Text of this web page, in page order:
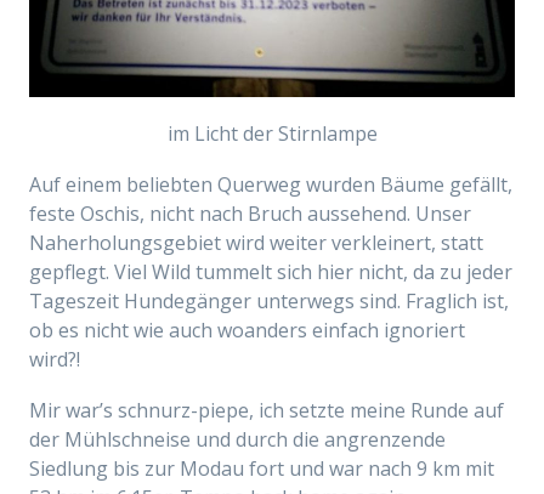
im Licht der Stirnlampe
Auf einem beliebten Querweg wurden Bäume gefällt,
feste Oschis, nicht nach Bruch aussehend. Unser
Naherholungsgebiet wird weiter verkleinert, statt
gepflegt. Viel Wild tummelt sich hier nicht, da zu jeder
Tageszeit Hundegänger unterwegs sind. Fraglich ist,
ob es nicht wie auch woanders einfach ignoriert
wird?!
Mir war’s schnurz-piepe, ich setzte meine Runde auf
der Mühlschneise und durch die angrenzende
Siedlung bis zur Modau fort und war nach 9 km mit